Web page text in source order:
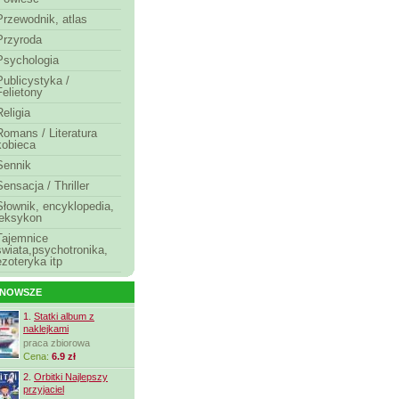
atlas
/
/ Literatura
/ Thriller
encyklopedia,
itp
1. Statki album z
naklejkami
praca zbiorowa
Cena: 6.9 zł
2. Orbitki Najlepszy
przyjaciel